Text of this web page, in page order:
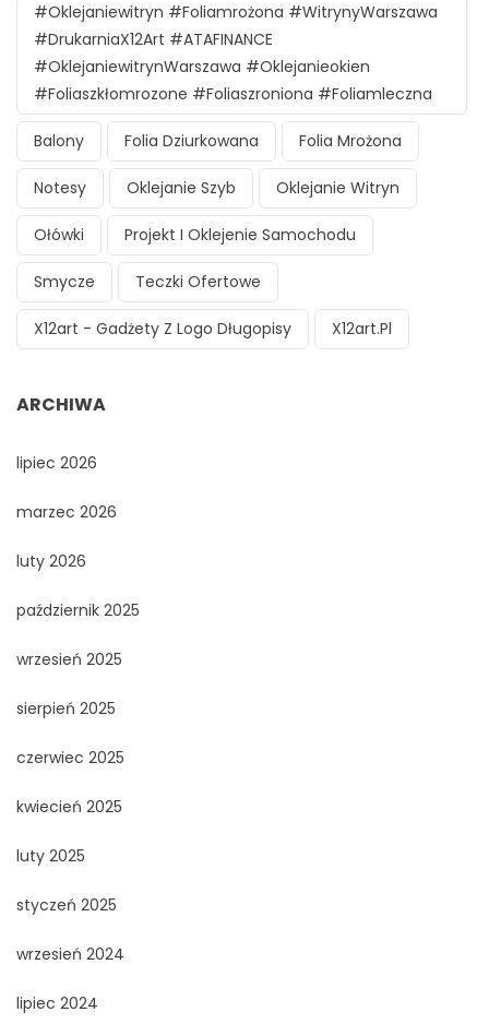
#oklejaniewitryn #foliamrożona #witrynyWarszawa
#DrukarniaX12Art #ATAFINANCE
#oklejaniewitrynWarszawa #oklejanieokien
#foliaszkłomrozone #foliaszroniona #foliamleczna
Balony Folia Dziurkowana Folia Mrożona
Notesy Oklejanie Szyb Oklejanie Witryn
Ołówki Projekt I Oklejenie Samochodu
Smycze Teczki Ofertowe
X12art - Gadżety Z Logo Długopisy X12art.pl
ARCHIWA
lipiec 2026
marzec 2026
luty 2026
październik 2025
wrzesień 2025
sierpień 2025
czerwiec 2025
kwiecień 2025
luty 2025
styczeń 2025
wrzesień 2024
lipiec 2024